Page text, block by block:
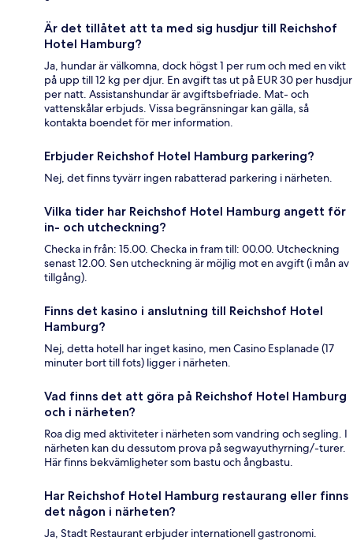
Är det tillåtet att ta med sig husdjur till Reichshof
Hotel Hamburg?
Ja, hundar är välkomna, dock högst 1 per rum och med en vikt
på upp till 12 kg per djur. En avgift tas ut på EUR 30 per husdjur
per natt. Assistanshundar är avgiftsbefriade. Mat- och
vattenskålar erbjuds. Vissa begränsningar kan gälla, så
kontakta boendet för mer information.
Erbjuder Reichshof Hotel Hamburg parkering?
Nej, det finns tyvärr ingen rabatterad parkering i närheten.
Vilka tider har Reichshof Hotel Hamburg angett för
in- och utcheckning?
Checka in från: 15.00. Checka in fram till: 00.00. Utcheckning
senast 12.00. Sen utcheckning är möjlig mot en avgift (i mån av
tillgång).
Finns det kasino i anslutning till Reichshof Hotel
Hamburg?
Nej, detta hotell har inget kasino, men Casino Esplanade (17
minuter bort till fots) ligger i närheten.
Vad finns det att göra på Reichshof Hotel Hamburg
och i närheten?
Roa dig med aktiviteter i närheten som vandring och segling. I
närheten kan du dessutom prova på segwayuthyrning/-turer.
Här finns bekvämligheter som bastu och ångbastu.
Har Reichshof Hotel Hamburg restaurang eller finns
det någon i närheten?
Ja, Stadt Restaurant erbjuder internationell gastronomi.